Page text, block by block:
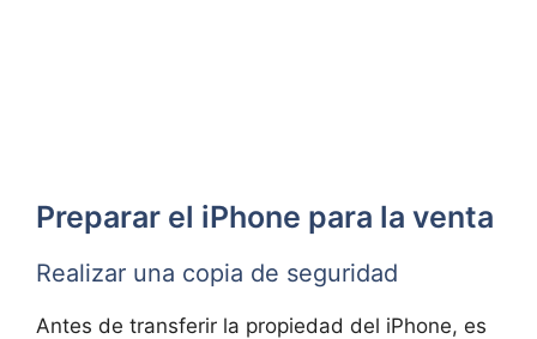
Preparar el iPhone para la venta
Realizar una copia de seguridad
Antes de transferir la propiedad del iPhone, es